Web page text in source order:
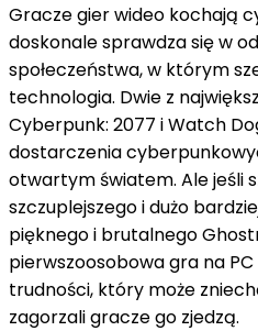
Gracze gier wideo kochają
doskonale sprawdza się w
społeczeństwa, w którym
technologia. Dwie z
Cyberpunk: 2077 i Watch
dostarczenia
otwartym światem. Ale jeśli
szczuplejszego i dużo
pięknego i brutalnego
pierwszoosobowa gra na
trudności, który może
zagorzali gracze go zjedzą.